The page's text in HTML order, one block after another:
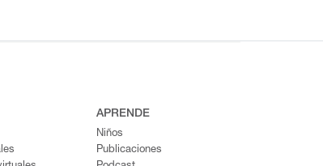
APRENDE
Niños
Publicaciones